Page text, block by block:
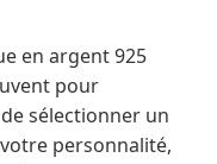
en argent 925
pour
sélectionner un
personnalité,